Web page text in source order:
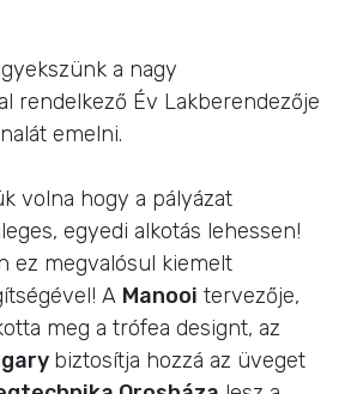
a nagy
rendelkező Év Lakberendezője
emelni.
volna hogy a pályázat
egyedi alkotás lehessen!
ez megvalósul kiemelt
A Manooi tervezője,
meg a trófea designt, az
biztosítja hozzá az üveget